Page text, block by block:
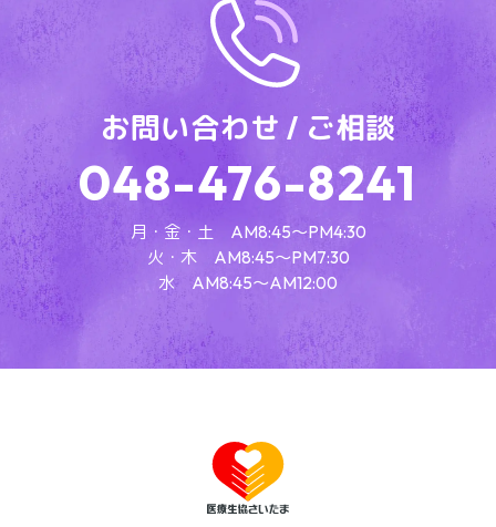
お問い合わせ / ご相談
048-476-8241
月・金・土 AM8:45～PM4:30
火・木 AM8:45～PM7:30
水 AM8:45～AM12:00